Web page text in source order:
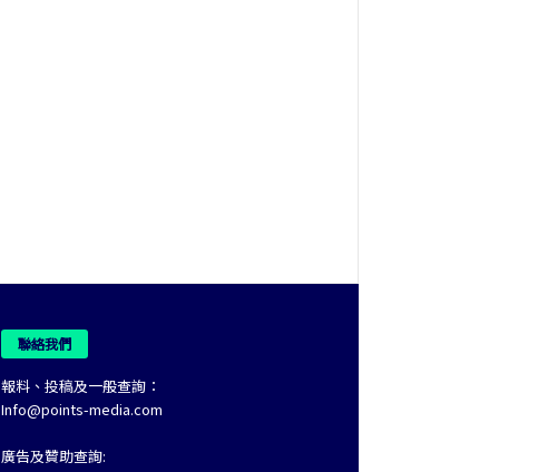
聯絡我們
報料、投稿及一般查詢：
Info@points-media.com
廣告及贊助查詢: